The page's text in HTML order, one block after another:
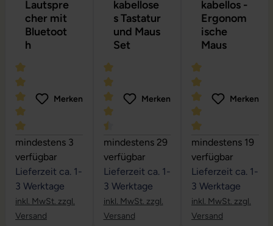
Lautspre
cher mit
Bluetoot
h
Durchschnittliche Bewertung von 5 von 5 Sternen
Merken
mindestens 3
verfügbar
Lieferzeit ca. 1-
3 Werktage
inkl. MwSt. zzgl.
Versand
kabellose
s Tastatur
und Maus
Set
Durchschnittliche Bewertung von 4.6
Merken
mindestens 29
verfügbar
Lieferzeit ca. 1-
3 Werktage
inkl. MwSt. zzgl.
Versand
kabellos -
Ergonom
ische
Maus
Durchschnittliche
Merken
mindestens 19
verfügbar
Lieferzeit ca. 1-
3 Werktage
inkl. MwSt. zzgl.
Versand